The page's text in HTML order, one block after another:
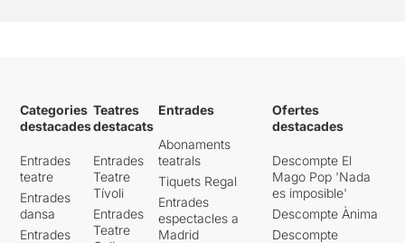
Categories
destacades
Entrades
teatre
Entrades
dansa
Entrades
Teatres
destacats
Entrades
Teatre
Tívoli
Entrades
Teatre
Entrades
Abonaments
teatrals
Tiquets Regal
Entrades
espectacles a
Madrid
Ofertes
destacades
Descompte El
Mago Pop 'Nada
es imposible'
Descompte Ànima
Descompte